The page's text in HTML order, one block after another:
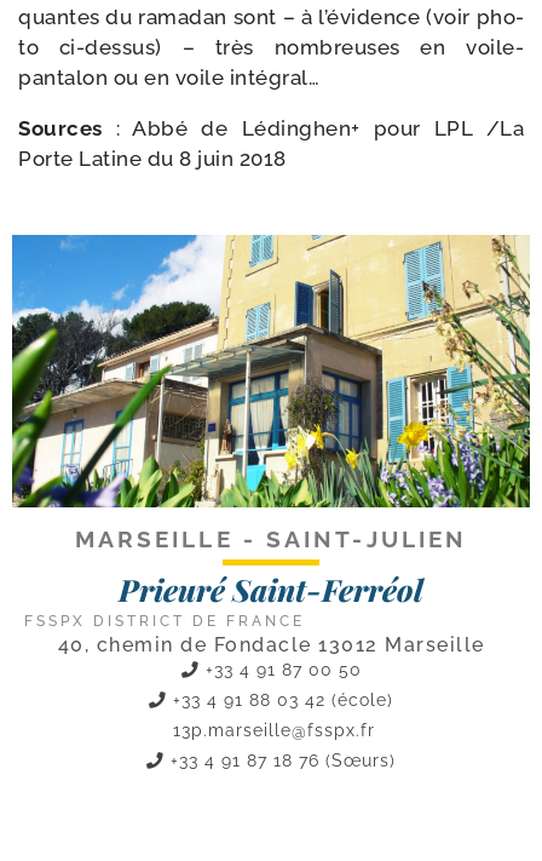
quantes du rama­dan sont – à l’é­vi­dence (voir pho­
to ci-​dessus) – très nom­breuses en voile-​
pantalon ou en voile intégral…
Sources : Abbé de Lédinghen+ pour LPL /​La
Porte Latine du 8 juin 2018
MARSEILLE - SAINT-JULIEN
Prieuré Saint-Ferréol
FSSPX DISTRICT DE FRANCE
40, chemin de Fondacle 13012 Marseille
+33 4 91 87 00 50
+33 4 91 88 03 42 (école)
13p.marseille@fsspx.fr
+33 4 91 87 18 76 (Sœurs)